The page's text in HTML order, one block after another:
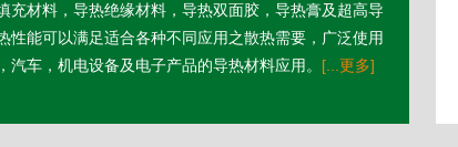
充材料，导热绝缘材料，导热双面胶，导热膏及超高导
性能可以满足适合各种不同应用之散热需要，广泛使用
汽车，机电设备及电子产品的导热材料应用。 [...更多]